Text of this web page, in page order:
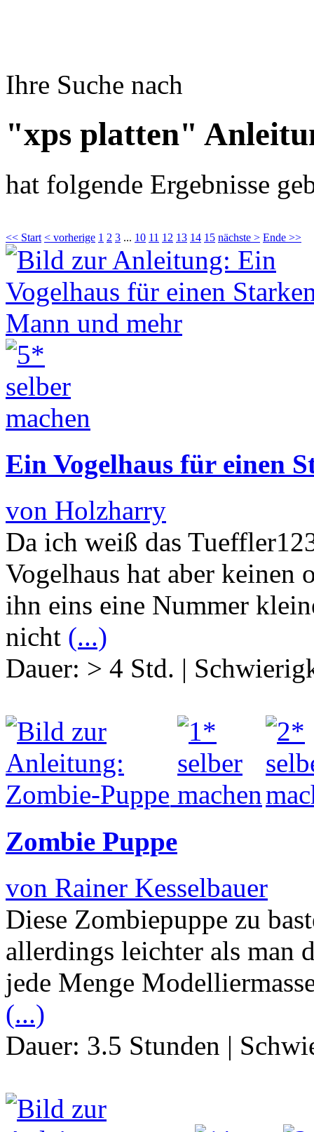
Ihre Suche nach
"xps platten"
hat folgende Ergebnisse
<< Start < vorherige 1 2 3 ... 10 11 12 13 14 15 nächste > Ende >>
Ein Vogelhaus für einen
von Holzharry
Da ich weiß das
Vogelhaus hat aber keinen
ihn eins eine Nummer
nicht (...)
Dauer: > 4 Std. |
Zombie Puppe
von Rainer Kesselbauer
Diese Zombiepuppe zu
allerdings leichter als man
jede Menge
(...)
Dauer: 3.5 Stunden |